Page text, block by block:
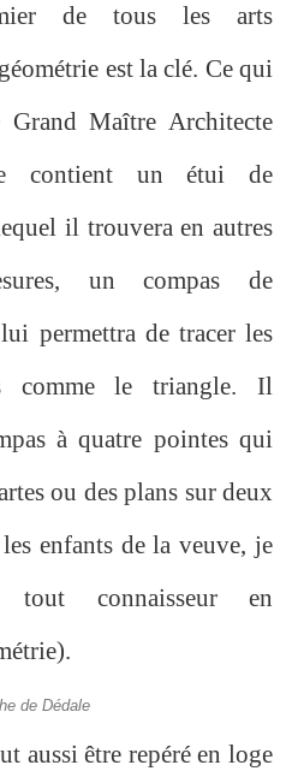
de tous les arts
est la clé. Ce qui
Maître Architecte
contient un étui de
il trouvera en autres
un compas de
permettra de tracer les
comme le triangle. Il
à quatre pointes qui
ou des plans sur deux
enfants de la veuve, je
connaisseur en
de Dédale
aussi être repéré en loge